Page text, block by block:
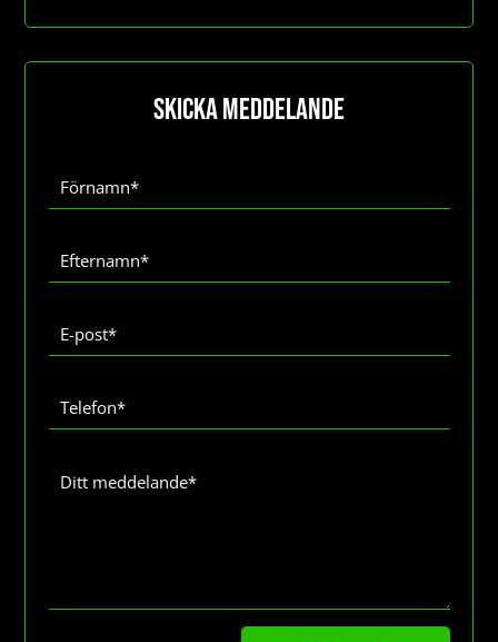
Skicka meddelande